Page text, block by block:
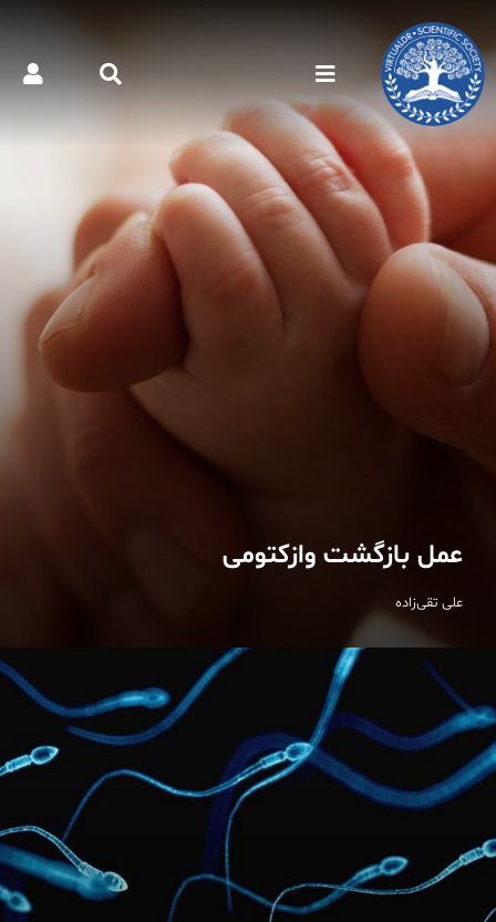
دکتر مجازی - سلامت مردان
علی تقی‌زاده
عمل بازگشت وازکتومی